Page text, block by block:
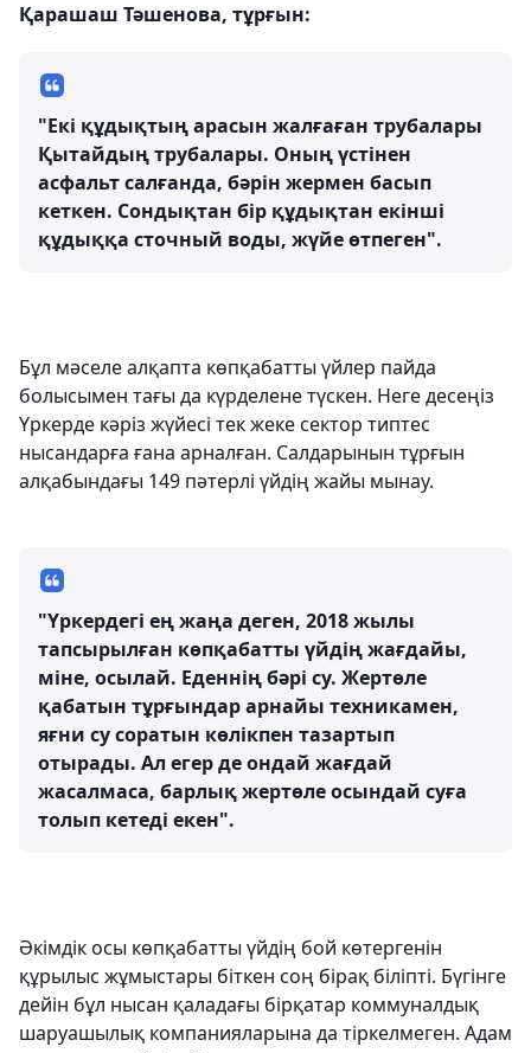
Қарашаш Тәшенова, тұрғын:
"Екі құдықтың арасын жалғаған трубалары
Қытайдың трубалары. Оның үстінен
асфальт салғанда, бәрін жермен басып
кеткен. Сондықтан бір құдықтан екінші
құдыққа сточный воды, жүйе өтпеген".
Бұл мәселе алқапта көпқабатты үйлер пайда
болысымен тағы да күрделене түскен. Неге десеңіз
Үркерде кәріз жүйесі тек жеке сектор типтес
нысандарға ғана арналған. Салдарынын тұрғын
алқабындағы 149 пәтерлі үйдің жайы мынау.
"Үркердегі ең жаңа деген, 2018 жылы
тапсырылған көпқабатты үйдің жағдайы,
міне, осылай. Еденнің бәрі су. Жертөле
қабатын тұрғындар арнайы техникамен,
яғни су соратын көлікпен тазартып
отырады. Ал егер де ондай жағдай
жасалмаса, барлық жертөле осындай суға
толып кетеді екен".
Әкімдік осы көпқабатты үйдің бой көтергенін
құрылыс жұмыстары біткен соң бірақ біліпті. Бүгінге
дейін бұл нысан қаладағы бірқатар коммуналдық
шаруашылық компанияларына да тіркелмеген. Адам